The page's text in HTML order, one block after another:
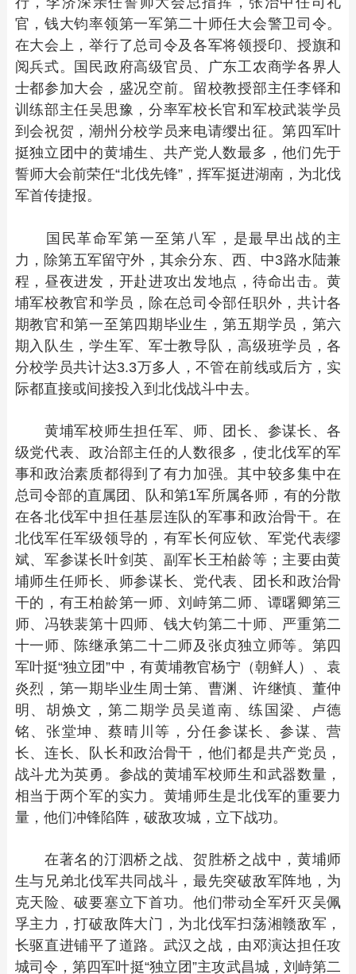
官，钱大钧率领第一军第二十师任大会警卫司令。
在大会上，举行了总司令及各军将领授印、授旗和
阅兵式。国民政府高级官员、广东工农商学各界人
士都参加大会，盛况空前。留校教授部主任李铎和
训练部主任吴思豫，分率军校长官和军校武装学员
到会祝贺，潮州分校学员来电请缨出征。第四军叶
挺独立团中的黄埔生、共产党人数最多，他们先于
誓师大会前荣任“北伐先锋”，挥军挺进湖南，为北伐
军首传捷报。
国民革命军第一至第八军，是最早出战的主
力，除第五军留守外，其余分东、西、中3路水陆兼
程，昼夜进发，开赴进攻出发地点，待命出击。黄
埔军校教官和学员，除在总司令部任职外，共计各
期教官和第一至第四期毕业生，第五期学员，第六
期入队生，学生军、军士教导队，高级班学员，各
分校学员共计达3.3万多人，不管在前线或后方，实
际都直接或间接投入到北伐战斗中去。
黄埔军校师生担任军、师、团长、参谋长、各
级党代表、政治部主任的人数很多，使北伐军的军
事和政治素质都得到了有力加强。其中较多集中在
总司令部的直属团、队和第1军所属各师，有的分散
在各北伐军中担任基层连队的军事和政治骨干。在
北伐军任军级领导的，有军长何应钦、军党代表缪
斌、军参谋长叶剑英、副军长王柏龄等；主要由黄
埔师生任师长、师参谋长、党代表、团长和政治骨
干的，有王柏龄第一师、刘峙第二师、谭曙卿第三
师、冯轶裴第十四师、钱大钧第二十师、严重第二
十一师、陈继承第二十二师及张贞独立师等。第四
军叶挺“独立团”中，有黄埔教官杨宁（朝鲜人）、袁
炎烈，第一期毕业生周士第、曹渊、许继慎、董仲
明、胡焕文，第二期学员吴道南、练国梁、卢德
铭、张堂坤、蔡晴川等，分任参谋长、参谋、营
长、连长、队长和政治骨干，他们都是共产党员，
战斗尤为英勇。参战的黄埔军校师生和武器数量，
相当于两个军的实力。黄埔师生是北伐军的重要力
量，他们冲锋陷阵，破敌攻城，立下战功。
在著名的汀泗桥之战、贺胜桥之战中，黄埔师
生与兄弟北伐军共同战斗，最先突破敌军阵地，为
克天险、破要塞立下首功。他们带动全军歼灭吴佩
孚主力，打破敌阵大门，为北伐军扫荡湘赣敌军，
长驱直进铺平了道路。武汉之战，由邓演达担任攻
城司令，第四军叶挺“独立团”主攻武昌城，刘峙第二